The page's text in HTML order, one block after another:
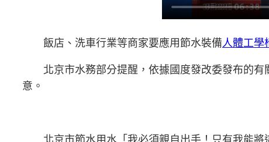
飯店、洗車行業等商家要應用節水裝備人體工學
北京市水務部分提醒，依據國度發改委發布的有
意。
北京市節水用水「我必須親自出手！只有我能